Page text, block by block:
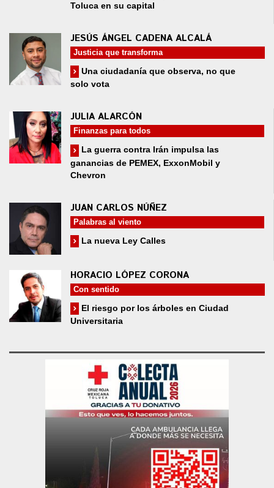
Toluca en su capital
JESÚS ÁNGEL CADENA ALCALÁ
Justicia que transforma
Una ciudadanía que observa, no que
solo vota
JULIA ALARCÓN
Finanzas para todos
La guerra contra Irán impulsa las
ganancias de PEMEX, ExxonMobil y
Chevron
JUAN CARLOS NÚÑEZ
Palabras al viento
La nueva Ley Calles
HORACIO LÓPEZ CORONA
Con sentido
El riesgo por los árboles en Ciudad
Universitaria